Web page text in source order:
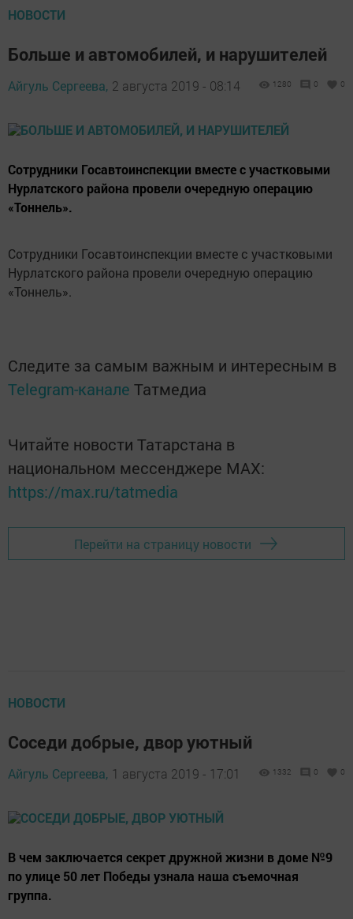
НОВОСТИ
Больше и автомобилей, и нарушителей
Айгуль Сергеева, 2 августа 2019 - 08:14 1280 0 0
Сотрудники Госавтоинспекции вместе с участковыми
Нурлатского района провели очередную операцию
«Тоннель».
Сотрудники Госавтоинспекции вместе с участковыми
Нурлатского района провели очередную операцию
«Тоннель».
Следите за самым важным и интересным в
Telegram-канале Татмедиа
Читайте новости Татарстана в
национальном мессенджере MАХ:
https://max.ru/tatmedia
Перейти на страницу новости
НОВОСТИ
Соседи добрые, двор уютный
Айгуль Сергеева, 1 августа 2019 - 17:01 1332 0 0
В чем заключается секрет дружной жизни в доме №9
по улице 50 лет Победы узнала наша съемочная
группа.